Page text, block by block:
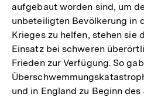
aufgebaut worden sind, um
unbeteiligten Bevölkerung in
Krieges zu helfen, stehen sie
Einsatz bei schweren
Frieden zur Verfügung. So
und in England zu Beginn